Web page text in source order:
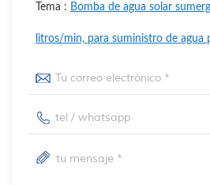
Tema : Bomba de agua solar
litros/min, para suministro de agua